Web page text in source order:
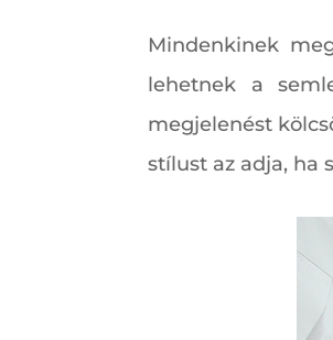
Mindenkinek
lehetnek a
megjelenést
stílust az adja, ha